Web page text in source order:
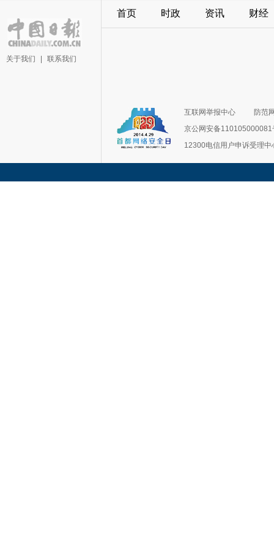
关于我们 联系我们
首页 时政 资讯 财经
互联网举报中心
防范
京公网安备110105000081
12300电信用户申诉受理中